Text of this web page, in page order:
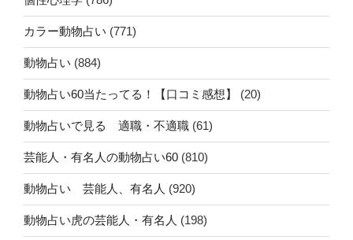
カラー動物占い (771)
動物占い (884)
動物占い60当たってる！【口コミ感想】 (20)
動物占いで見る 適職・不適職 (61)
芸能人・有名人の動物占い60 (810)
動物占い 芸能人、有名人 (920)
動物占い虎の芸能人・有名人 (198)